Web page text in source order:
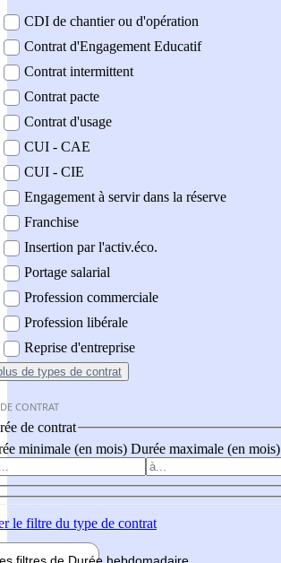
CDI de chantier ou d'opération
Contrat d'Engagement Educatif
Contrat intermittent
Contrat pacte
Contrat d'usage
CUI - CAE
CUI - CIE
Engagement à servir dans la réserve
Franchise
Insertion par l'activ.éco.
Portage salarial
Profession commerciale
Profession libérale
Reprise d'entreprise
de types de contrat
CONTRAT
de contrat
minimale (en mois) Durée maximale (en mois)
le filtre du type de contrat
filtres de Durée hebdomadaire